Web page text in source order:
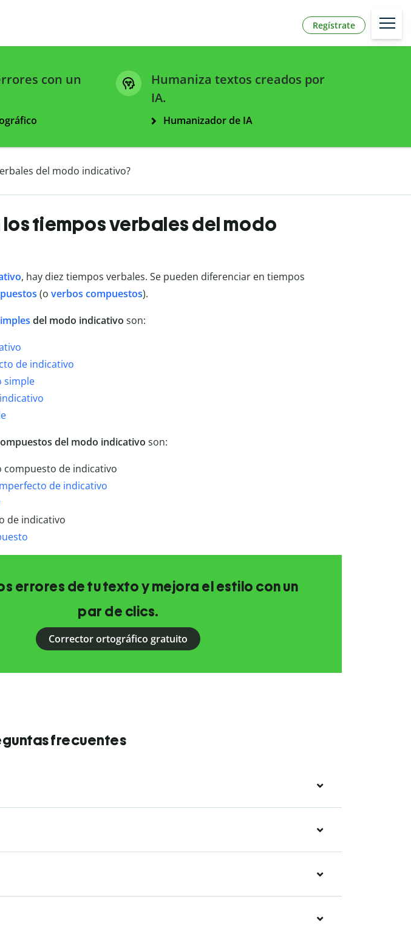
Regístrate
con un
Humaniza textos creados por
IA.
Humanizador de IA
del modo indicativo?
los tiempos verbales del modo
, hay diez tiempos verbales. Se pueden diferenciar en tiempos
(o verbos compuestos).
del modo indicativo son:
de indicativo
simple
del modo indicativo son:
de indicativo
de indicativo
de indicativo
errores de tu texto y mejora el estilo con un
par de clics.
Corrector ortográfico gratuito
frecuentes